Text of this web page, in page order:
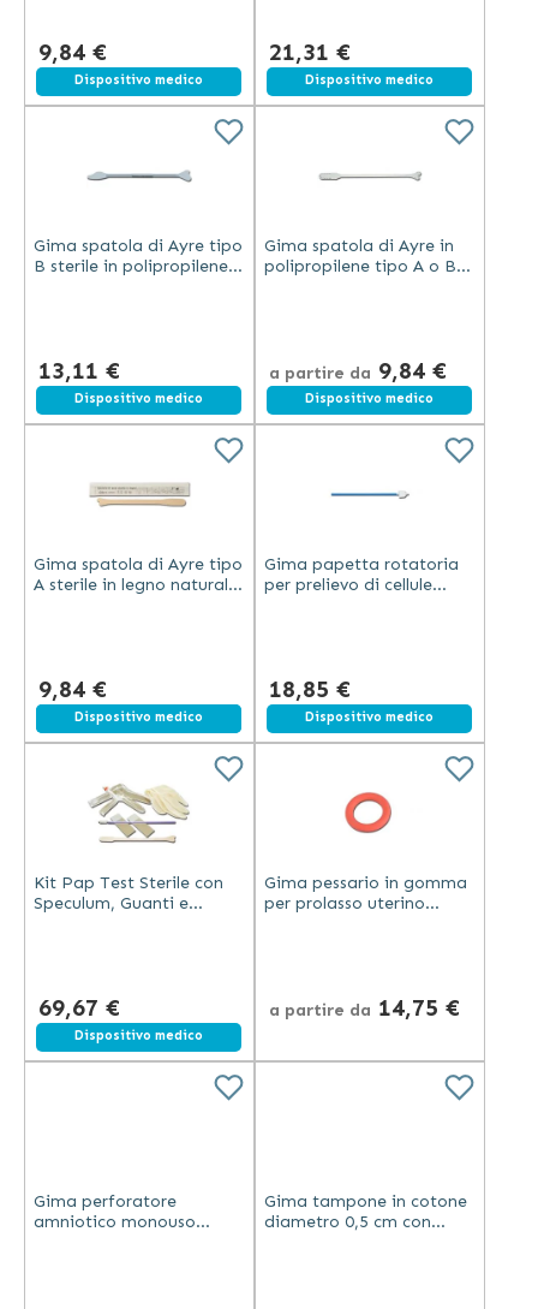
9,84 €
Dispositivo medico
21,31 €
Dispositivo medico
Gima spatola di Ayre tipo
B sterile in polipropilene
13,11 €
Dispositivo medico
Gima spatola di Ayre in
polipropilene tipo A o B
a partire da 9,84 €
Dispositivo medico
Gima spatola di Ayre tipo
A sterile in legno naturale
9,84 €
Spedizione gratuita
Dispositivo medico
Gima papetta rotatoria
per prelievo di cellule
18,85 €
Dispositivo medico
Kit Pap Test Sterile con
Speculum, Guanti e
69,67 €
Dispositivo medico
Gima pessario in gomma
per prolasso uterino
a partire da 14,75 €
Gima perforatore
amniotico monouso
Gima tampone in cotone
diametro 0,5 cm con